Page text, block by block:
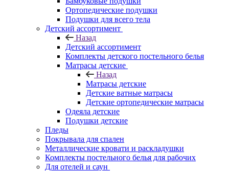
Ортопедические подушки
Подушки для всего тела
Детский ассортимент
Назад
Детский ассортимент
Комплекты детского постельного белья
Матрасы детские
Назад
Матрасы детские
Детские ватные матрасы
Детские ортопедические матрасы
Одеяла детские
Подушки детские
Пледы
Покрывала для спален
Металлические кровати и раскладушки
Комплекты постельного белья для рабочих
Для отелей и саун